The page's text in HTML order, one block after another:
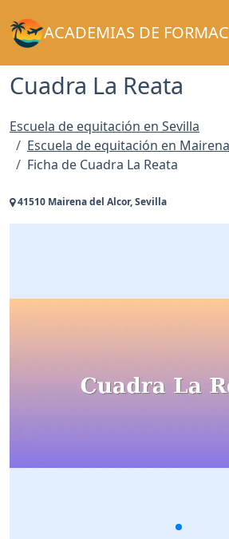
ACADEMIAS DE
Cuadra La Reata
Escuela de equitación en Sevilla
Escuela de equitación en
Ficha de Cuadra La Reata
41510 Mairena del Alcor, Sevilla